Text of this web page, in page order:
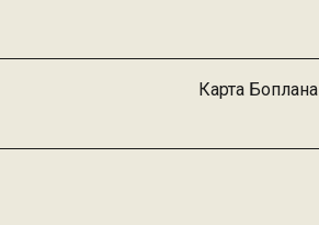
Карта Боплана